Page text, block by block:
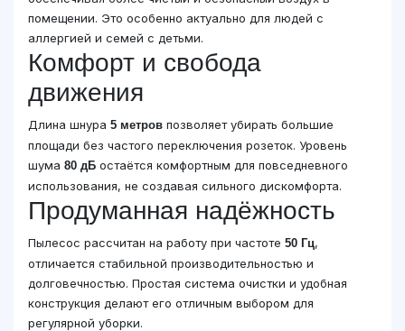
помещении. Это особенно актуально для людей с
аллергией и семей с детьми.
Комфорт и свобода
движения
Длина шнура 5 метров позволяет убирать большие
площади без частого переключения розеток. Уровень
шума 80 дБ остаётся комфортным для повседневного
использования, не создавая сильного дискомфорта.
Продуманная надёжность
Пылесос рассчитан на работу при частоте 50 Гц,
отличается стабильной производительностью и
долговечностью. Простая система очистки и удобная
конструкция делают его отличным выбором для
регулярной уборки.